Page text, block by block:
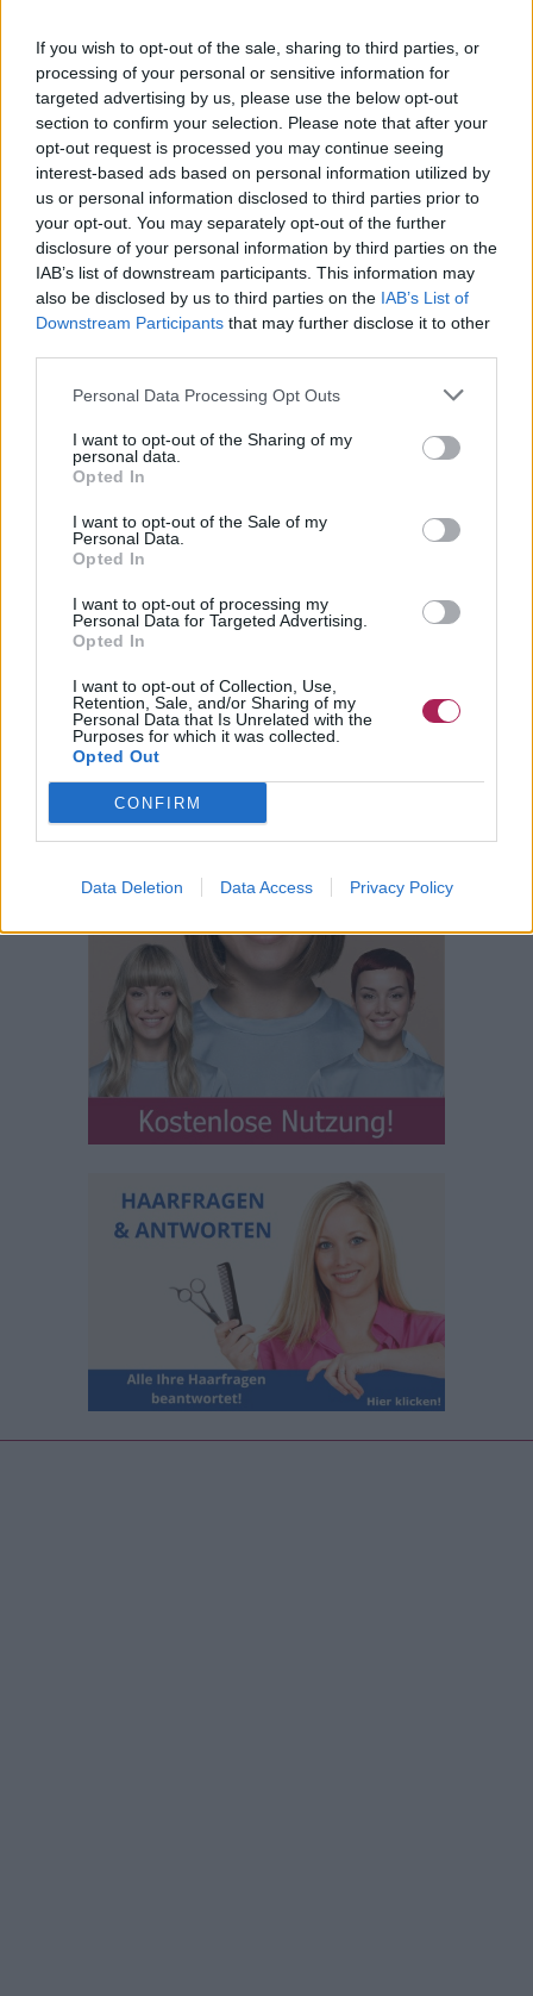
If you wish to opt-out of the sale, sharing to third parties, or
processing of your personal or sensitive information for
targeted advertising by us, please use the below opt-out
section to confirm your selection. Please note that after your
opt-out request is processed you may continue seeing
interest-based ads based on personal information utilized by
us or personal information disclosed to third parties prior to
your opt-out. You may separately opt-out of the further
disclosure of your personal information by third parties on the
IAB’s list of downstream participants. This information may
also be disclosed by us to third parties on the IAB’s List of
Downstream Participants that may further disclose it to other
Personal Data Processing Opt Outs
I want to opt-out of the Sharing of my
personal data.
Opted In
I want to opt-out of the Sale of my
Personal Data.
Opted In
I want to opt-out of processing my
Personal Data for Targeted Advertising.
Opted In
I want to opt-out of Collection, Use,
Retention, Sale, and/or Sharing of my
Personal Data that Is Unrelated with the
Purposes for which it was collected.
Opted Out
CONFIRM
Data Deletion Data Access Privacy Policy
Selbstbewusstsein und derselben Aufmerksamkeit für
Schnitt, Textur und Stil zu tragen, wie du es bei jeder
anderen Haarfarbe tun würdest.
Wenn der Schnitt schmeichelhaft ist, das Haar gesund und
gepflegt wirkt und der Gesamtlook zeitgemäß ist, wirkt kurzes
graues Haar ausdrucksstark, elegant und rundum modern.
©Hairfinder.com
Siehe auch: Noch mehr Fragen zu graues Haar